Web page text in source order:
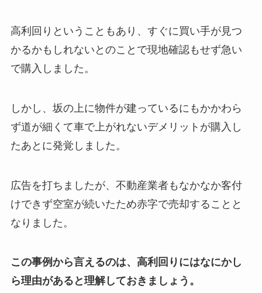
高利回りということもあり、すぐに買い手が見つ
かるかもしれないとのことで現地確認もせず急い
で購入しました。
しかし、坂の上に物件が建っているにもかかわら
ず道が細くて車で上がれないデメリットが購入し
たあとに発覚しました。
広告を打ちましたが、不動産業者もなかなか客付
けできず空室が続いたため赤字で売却することと
なりました。
この事例から言えるのは、高利回りにはなにかし
ら理由があると理解しておきましょう。